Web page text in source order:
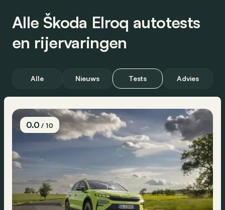
Alle Škoda Elroq autotests
en rijervaringen
Alle Nieuws Tests Advies
0.0/ 10